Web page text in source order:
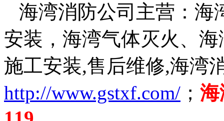
海湾消防公司主营：海
安装，海湾气体灭火、
施工安装,售后维修,海湾
http://www.gstxf.com/ ； 海